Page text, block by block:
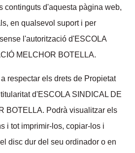
continguts d'aquesta pàgina web,
en qualsevol suport i per
l'autorització d'ESCOLA
MELCHOR BOTELLA.
respectar els drets de Propietat
d'ESCOLA SINDICAL DE
BOTELLA. Podrà visualitzar els
i tot imprimir-los, copiar-los i
disc dur del seu ordinador o en